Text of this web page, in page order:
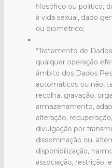
filosófico ou político,
à vida sexual, dado
ou biométrico;
“Tratamento de
qualquer operação
âmbito dos Dados
automáticos ou não,
recolha, gravação,
armazenamento,
alteração,
divulgação por
disseminação ou,
disponibilização,
associação, restrição,